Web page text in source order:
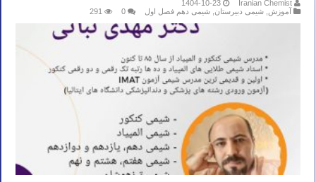
Iranian Chemist
1404-10-23
آموزش شیمی دبیرستان شیمی دهم فصل اول 0
291